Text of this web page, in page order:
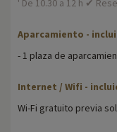
' De 10.30 a 12 h ✔
Aparcamiento -
- 1 plaza de
Internet / Wifi -
Wi-Fi gratuito previa